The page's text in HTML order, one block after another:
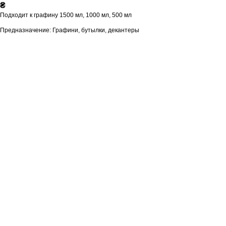
₴
Подходит к графину 1500 мл, 1000 мл, 500 мл
Предназначение: Графини, бутылки, декантеры